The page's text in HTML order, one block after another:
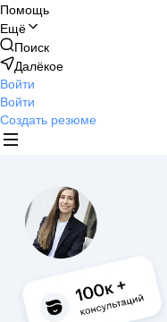
Помощь
Ещё
Поиск
Далёкое
Войти
Войти
Создать резюме